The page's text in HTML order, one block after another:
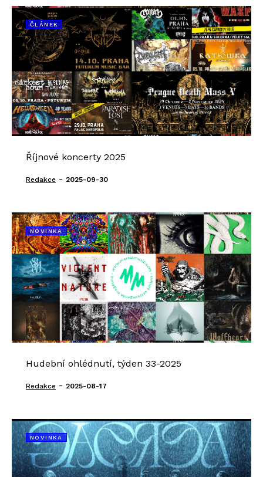
ČLÁNEK
Říjnové koncerty 2025
Redakce - 2025-09-30
NOVINKA
Hudební ohlédnutí, týden 33-2025
Redakce - 2025-08-17
NOVINKA